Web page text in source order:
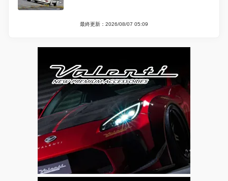
最終更新：2026/08/07 05:09